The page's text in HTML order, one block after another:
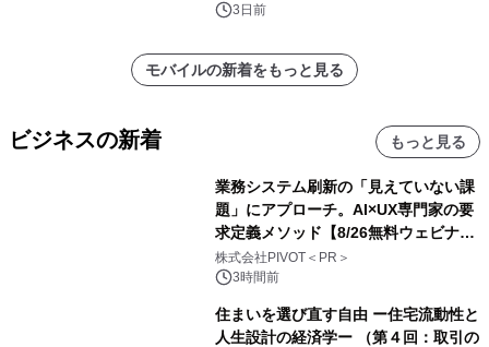
3日前
モバイルの新着をもっと見る
ビジネスの新着 もっと見る
業務システム刷新の「見えていない課
題」にアプローチ。AI×UX専門家の要
求定義メソッド【8/26無料ウェビナ
ー】株式会社PIVOT
株式会社PIVOT＜PR＞
3時間前
住まいを選び直す自由 ー住宅流動性と
人生設計の経済学ー （第４回：取引の